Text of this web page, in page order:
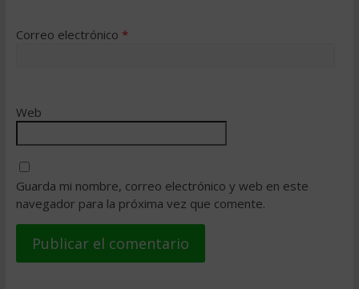
Correo electrónico *
Web
Guarda mi nombre, correo electrónico y web en este
navegador para la próxima vez que comente.